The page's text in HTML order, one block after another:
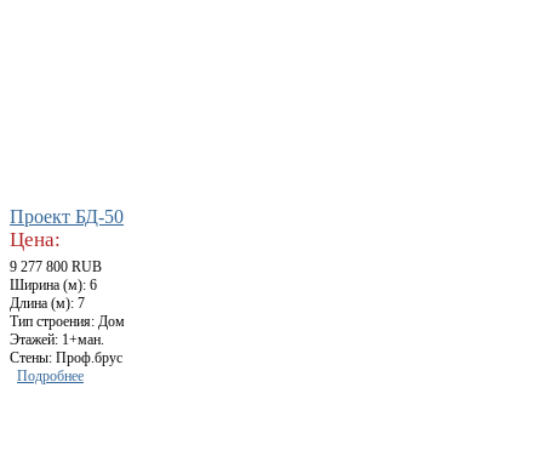
Проект БД-50
Цена:
9 277 800 RUB
Ширина (м): 6
Длина (м): 7
Тип строения: Дом
Этажей: 1+ман.
Стены: Проф.брус
Подробнее